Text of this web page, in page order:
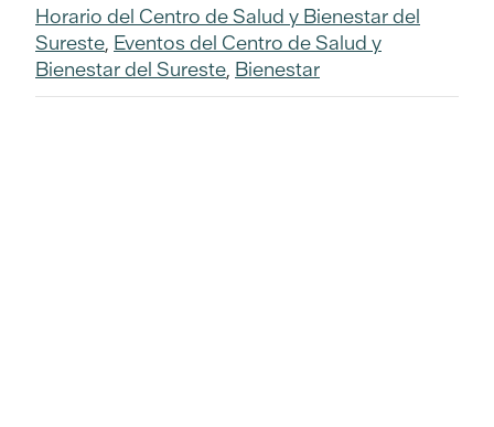
Horario del Centro de Salud y Bienestar del
Sureste, Eventos del Centro de Salud y
Bienestar del Sureste, Bienestar